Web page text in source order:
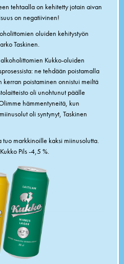
tehtaalla on kehitetty jotain aivan
on negatiivinen!
oluiden kehitystyön
Taskinen.
Kukko-oluiden
ne tehdään poistamalla
kerran poistaminen onnistui meiltä
oli unohtunut päälle
hämmentyneitä, kun
oli syntynyt, Taskinen
tuo markkinoille kaksi miinusolutta.
Pils -4,5 %.